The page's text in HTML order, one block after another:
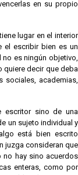
en su propio
lugar en el interior
el escribir bien es un
es ningún objetivo,
quiere decir que deba
sociales, academias,
sino de una
un sujeto individual y
está bien escrito
juzga consideran que
no hay sino acuerdos
enteras, como por